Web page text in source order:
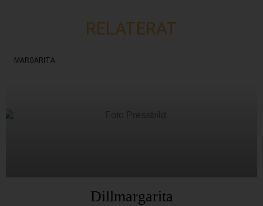
RELATERAT
MARGARITA
Dillmargarita